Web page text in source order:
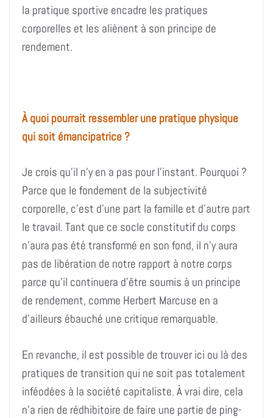
la pratique sportive encadre les pratiques
corporelles et les aliènent à son principe de
rendement.
À quoi pourrait ressembler une pratique physique
qui soit émancipatrice ?
Je crois qu’il n’y en a pas pour l’instant. Pourquoi ?
Parce que le fondement de la subjectivité
corporelle, c’est d’une part la famille et d’autre part
le travail. Tant que ce socle constitutif du corps
n’aura pas été transformé en son fond, il n’y aura
pas de libération de notre rapport à notre corps
parce qu’il continuera d’être soumis à un principe
de rendement, comme Herbert Marcuse en a
d’ailleurs ébauché une critique remarquable.
En revanche, il est possible de trouver ici ou là des
pratiques de transition qui ne soit pas totalement
inféodées à la société capitaliste. À vrai dire, cela
n’a rien de rédhibitoire de faire une partie de ping-